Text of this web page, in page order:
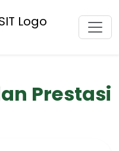
Prestasi